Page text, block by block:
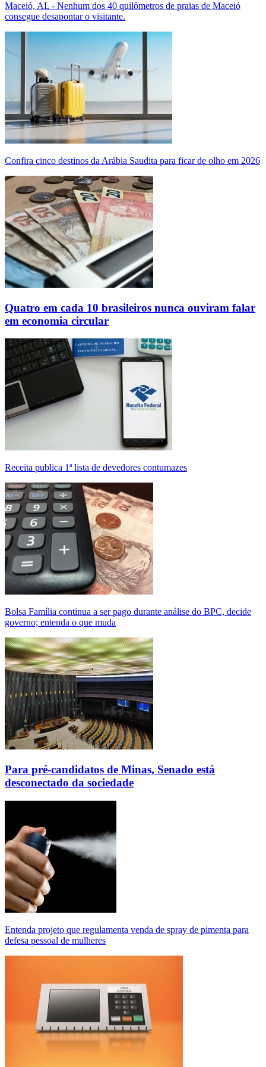
Maceió, AL - Nenhum dos 40 quilômetros de praias de Maceió
consegue desapontar o visitante.
Confira cinco destinos da Arábia Saudita para ficar de olho em 2026
Quatro em cada 10 brasileiros nunca ouviram falar
em economia circular
Receita publica 1ª lista de devedores contumazes
Bolsa Família continua a ser pago durante análise do BPC, decide
governo; entenda o que muda
Para pré-candidatos de Minas, Senado está
desconectado da sociedade
Entenda projeto que regulamenta venda de spray de pimenta para
defesa pessoal de mulheres